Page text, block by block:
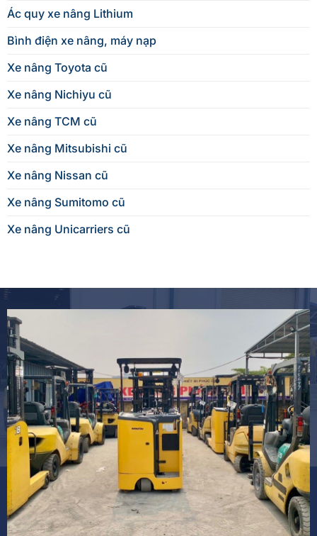
Ác quy xe nâng Lithium
Bình điện xe nâng, máy nạp
Xe nâng Toyota cũ
Xe nâng Nichiyu cũ
Xe nâng TCM cũ
Xe nâng Mitsubishi cũ
Xe nâng Nissan cũ
Xe nâng Sumitomo cũ
Xe nâng Unicarriers cũ